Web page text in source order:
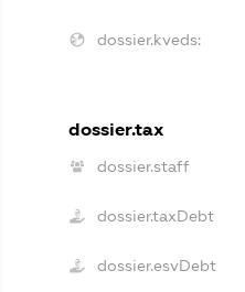
dossier.kveds:
dossier.tax
dossier.staff
dossier.taxDebt
dossier.esvDebt